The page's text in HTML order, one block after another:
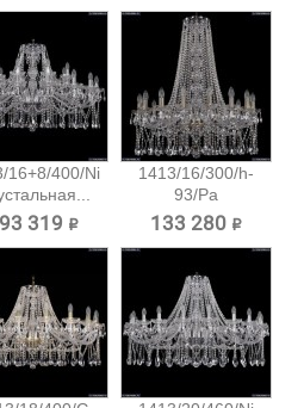
16+8/400/Ni
319 ₽
1413/16/300/h-
93/Pa
Хрустальная...
133 280 ₽